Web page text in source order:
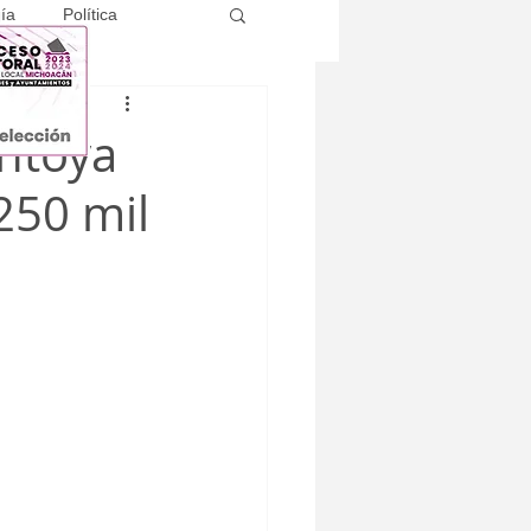
Política
mil